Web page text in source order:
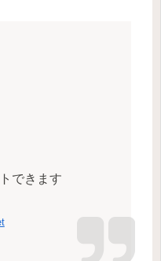
できます